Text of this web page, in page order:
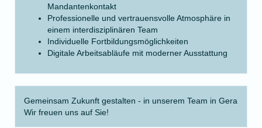
Mandantenkontakt
Professionelle und vertrauensvolle Atmosphäre in
einem interdisziplinären Team
Individuelle Fortbildungsmöglichkeiten
Digitale Arbeitsabläufe mit moderner Ausstattung
Gemeinsam Zukunft gestalten - in unserem Team in Gera
Wir freuen uns auf Sie!